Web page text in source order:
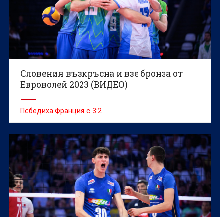
Словения възкръсна и взе бронза от
Евроволей 2023 (ВИДЕО)
Победиха Франция с 3:2